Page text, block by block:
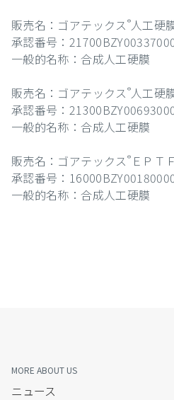
販売名：ゴアテックス®人工硬
承認番号：
一般的名称：合成人工硬膜
販売名：ゴアテックス®人工硬
承認番号：
一般的名称：合成人工硬膜
販売名：ゴアテックス®ＥＰＴ
承認番号：
一般的名称：合成人工硬膜
MORE ABOUT US
ニュース